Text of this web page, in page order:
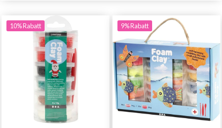
10% Rabatt 9% Rabatt